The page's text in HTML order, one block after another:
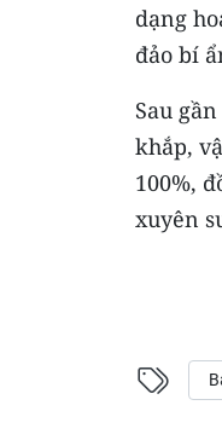
dạng
đảo bí
Sau
khắp,
100%,
xuyên